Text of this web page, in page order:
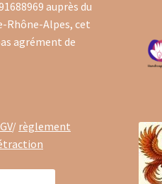
auprès du
Rhône-Alpes, cet
agrément de
/ règlement